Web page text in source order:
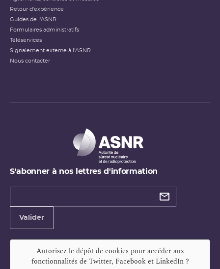
Retour d'expérience
Guides de l'ASNR
Formulaires administratifs
Téléservices
Signalement externe à l'ASNR
Nous contacter
S'abonner à nos lettres d'information
Types de
Valider
Autorisez le dépôt de cookies pour accéder aux
fonctionnalités de Twitter, Facebook et LinkedIn?